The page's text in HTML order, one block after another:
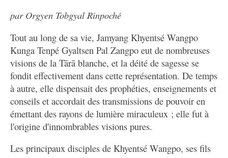
par Orgyen Tobgyal Rinpoché
Tout au long de sa vie, Jamyang Khyentsé Wangpo
Kunga Tenpé Gyaltsen Pal Zangpo eut de nombreuses
visions de la Tārā blanche, et la déité de sagesse se
fondit effectivement dans cette représentation. De temps
à autre, elle dispensait des prophéties, enseignements et
conseils et accordait des transmissions de pouvoir en
émettant des rayons de lumière miraculeux ; elle fut à
l'origine d'innombrables visions pures.
Les principaux disciples de Khyentsé Wangpo, ses fils